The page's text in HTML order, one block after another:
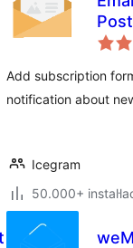
Add subscription
notification about
Icegram
50.000+